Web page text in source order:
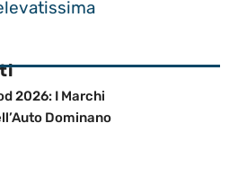
2026: I Marchi
Dominano